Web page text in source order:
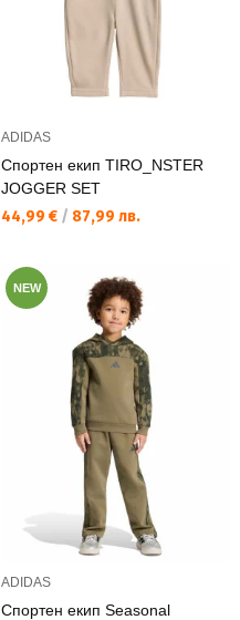
ADIDAS
Спортен екип TIRO_NSTER
JOGGER SET
Текуща цена:
44,99 € / 87,99 лв.
NEW
ADIDAS
Спортен екип Seasonal